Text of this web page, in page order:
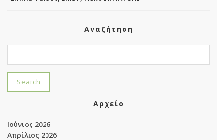
Αναζήτηση
Αρχείο
Ιούνιος 2026
Απρίλιος 2026